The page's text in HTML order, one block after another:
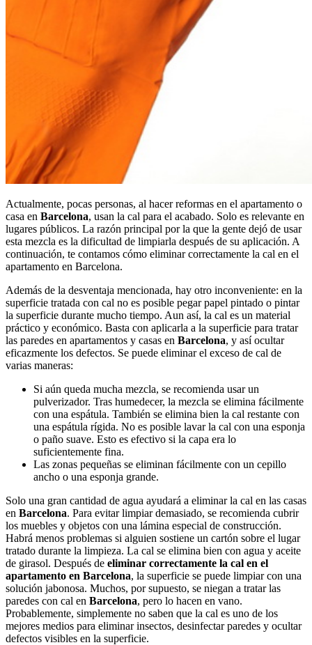
Actualmente, pocas personas, al hacer reformas en el apartamento o
casa en Barcelona, usan la cal para el acabado. Solo es relevante en
lugares públicos. La razón principal por la que la gente dejó de usar
esta mezcla es la dificultad de limpiarla después de su aplicación. A
continuación, te contamos cómo eliminar correctamente la cal en el
apartamento en Barcelona.
Además de la desventaja mencionada, hay otro inconveniente: en la
superficie tratada con cal no es posible pegar papel pintado o pintar
la superficie durante mucho tiempo. Aun así, la cal es un material
práctico y económico. Basta con aplicarla a la superficie para tratar
las paredes en apartamentos y casas en Barcelona, y así ocultar
eficazmente los defectos. Se puede eliminar el exceso de cal de
varias maneras:
Si aún queda mucha mezcla, se recomienda usar un
pulverizador. Tras humedecer, la mezcla se elimina fácilmente
con una espátula. También se elimina bien la cal restante con
una espátula rígida. No es posible lavar la cal con una esponja
o paño suave. Esto es efectivo si la capa era lo
suficientemente fina.
Las zonas pequeñas se eliminan fácilmente con un cepillo
ancho o una esponja grande.
Solo una gran cantidad de agua ayudará a eliminar la cal en las casas
en Barcelona. Para evitar limpiar demasiado, se recomienda cubrir
los muebles y objetos con una lámina especial de construcción.
Habrá menos problemas si alguien sostiene un cartón sobre el lugar
tratado durante la limpieza. La cal se elimina bien con agua y aceite
de girasol. Después de eliminar correctamente la cal en el
apartamento en Barcelona, la superficie se puede limpiar con una
solución jabonosa. Muchos, por supuesto, se niegan a tratar las
paredes con cal en Barcelona, pero lo hacen en vano.
Probablemente, simplemente no saben que la cal es uno de los
mejores medios para eliminar insectos, desinfectar paredes y ocultar
defectos visibles en la superficie.